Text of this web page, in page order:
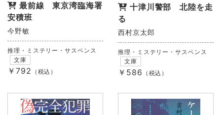
最前線 東京湾臨海署
安積班
今野敏
推理・ミステリー・サスペンス
文庫
￥792 （税込）
十津川警部 北陸を走
る
西村京太郎
推理・ミステリー・サスペンス
文庫
￥586 （税込）